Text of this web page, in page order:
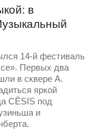
в
14-й фестиваль
Первых два
в сквере А.
яркой
CĒSIS под
и